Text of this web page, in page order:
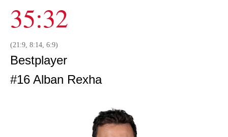
35:32
(21:9, 8:14, 6:9)
Bestplayer
#16 Alban Rexha